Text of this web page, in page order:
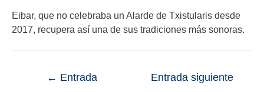
Eibar, que no celebraba un Alarde de Txistularis desde
2017, recupera así una de sus tradiciones más sonoras.
← Entrada
Entrada siguiente